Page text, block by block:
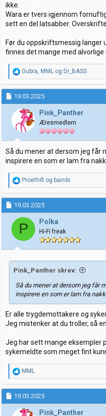
ikke.
Wara er tvers igjennom
sett en del latsabber.
Før du oppskriftsmessig langer
finnes det mange med alvorlige
R
e
a
k
s
j
o
n
e
r
:
Gubra, MML og Dr_BASS
19.03.2025
Pink_Panther
Æresmedlem
Så du mener at dersom jeg får
inspirere en som er lam fra
R
e
a
k
s
j
o
e
r
Proethifi og bambi
19.03.2025
P Polka
Hi-Fi freak
Pink_Panther skrev:
Så du mener at dersom jeg får
inspirere en som er lam fra
Er alle trygdemottakere og
Jeg mistenker at du troller, så
Jeg har sett mange eksempler
sykemeldte som meget fint
R
e
a
k
s
j
MML
19.03.2025
Pink_Panther